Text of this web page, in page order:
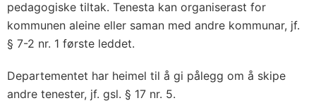
pedagogiske tiltak. Tenesta kan organiserast for
kommunen aleine eller saman med andre kommunar, jf.
§ 7-2 nr. 1 første leddet.
Departementet har heimel til å gi pålegg om å skipe
andre tenester, jf. gsl. § 17 nr. 5.